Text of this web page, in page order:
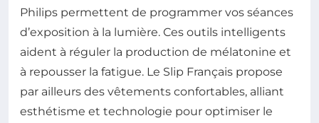
Philips permettent de programmer vos séances
d’exposition à la lumière. Ces outils intelligents
aident à réguler la production de mélatonine et
à repousser la fatigue. Le Slip Français propose
par ailleurs des vêtements confortables, alliant
esthétisme et technologie pour optimiser le